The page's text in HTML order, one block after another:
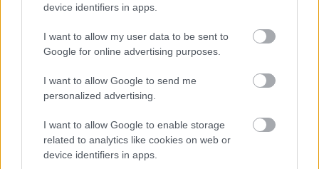
device identifiers in apps.
I want to allow my user data to be sent to
Google for online advertising purposes.
I want to allow Google to send me
personalized advertising.
I want to allow Google to enable storage
related to analytics like cookies on web or
device identifiers in apps.
VM-
Vasalo
er: Nå
er det
slutt...
2 Norsk
ppvis
ning i
rike: –
Er i
en
3 Falt
jogget
ur –
ankele
n
4 Slo
med
North